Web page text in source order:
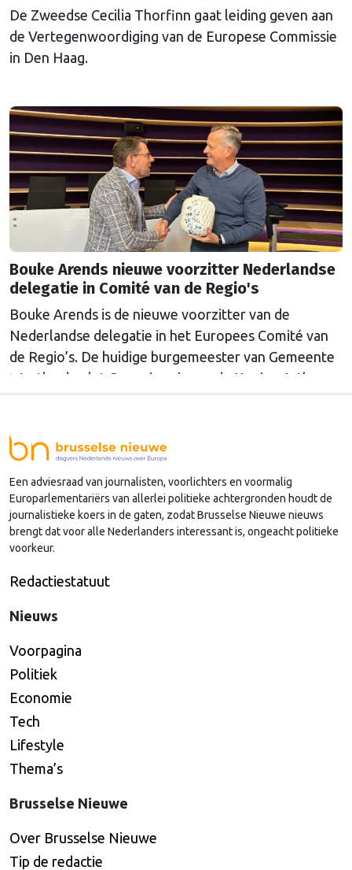
De Zweedse Cecilia Thorfinn gaat leiding geven aan
de Vertegenwoordiging van de Europese Commissie
in Den Haag.
Bouke Arends nieuwe voorzitter Nederlandse
delegatie in Comité van de Regio's
Bouke Arends is de nieuwe voorzitter van de
Nederlandse delegatie in het Europees Comité van
de Regio’s. De huidige burgemeester van Gemeente
Westland volgt Commissaris van de Koning Arthur
Nederlandse regio’s behoorlijk succesvol in hun
lobby in Brussel, en dat komt vooral omdat …
Continued
Een adviesraad van journalisten, voorlichters en voormalig
Europarlementariërs van allerlei politieke achtergronden houdt de
journalistieke koers in de gaten, zodat Brusselse Nieuwe nieuws
brengt dat voor alle Nederlanders interessant is, ongeacht politieke
voorkeur.
Redactiestatuut
Nieuws
Voorpagina
Politiek
Economie
Tech
Lifestyle
Thema’s
Brusselse Nieuwe
Over Brusselse Nieuwe
Tip de redactie